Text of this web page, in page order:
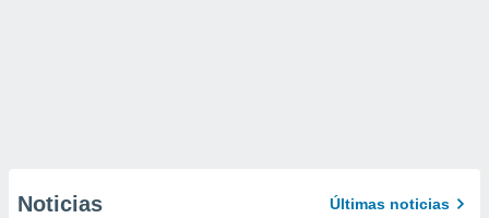
Noticias Últimas noticias